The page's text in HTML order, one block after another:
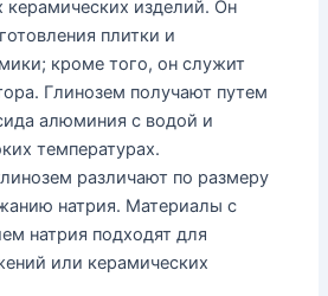
керамических изделий. Он
плитки и
кроме того, он служит
Глинозем получают путем
алюминия с водой и
температурах.
различают по размеру
натрия. Материалы с
натрия подходят для
или керамических